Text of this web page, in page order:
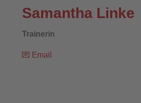
Samantha Linke
Trainerin
💌 Email